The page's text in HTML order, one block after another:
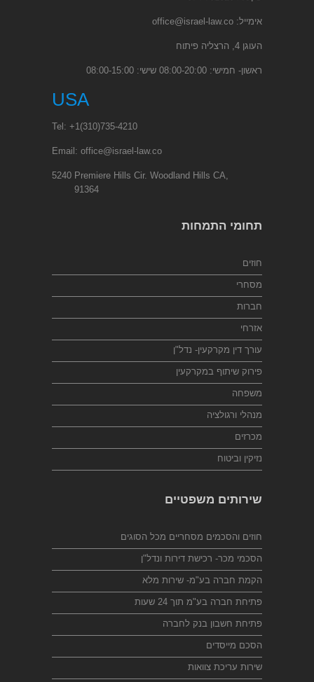
אימייל: office@israel-law.co
העוגן 4, הרצליה פיתוח
ראשון- חמישי: 08:00-20:00 שישי: 08:00-15:00
USA
Tel: +1(310)735-4210
Email: office@israel-law.co
5240 Premiere Hills Cir. Woodland Hills CA,
91364
תחומי התמחות
חוזים
מסחרי
חברות
אזרחי
עורך דין מקרקעין- נדל"ן
פירוק שיתוף במקרקעין
משפחה
מנהלי ורגולציה
מכרזים
נזיקין וביטוח
שירותים משפטיים
חוזים והסכמים מסחריים מכל הסוגים
הסכמי מכר- רכישת דירות ונדל"ן
הקמת חברה בע"מ- שירות מלא
פתיחת חברה בע"מ תוך 24 שעות
פתיחת חשבון בנק לחברה
הסכם מייסדים
שירות עריכת צוואות